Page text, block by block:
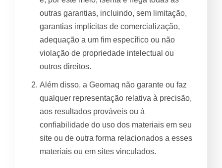
outras garantias, incluindo, sem limitação,
garantias implícitas de comercialização,
adequação a um fim específico ou não
violação de propriedade intelectual ou
outros direitos.
Além disso, a Geomaq não garante ou faz
qualquer representação relativa à precisão,
aos resultados prováveis ou à
confiabilidade do uso dos materiais em seu
site ou de outra forma relacionados a esses
materiais ou em sites vinculados.